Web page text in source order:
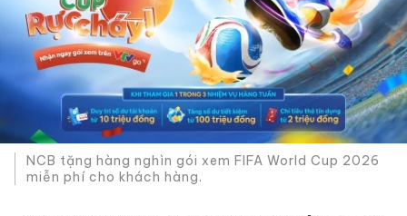
NCB tặng hàng nghìn gói xem FIFA World Cup 2026
miễn phí cho khách hàng.